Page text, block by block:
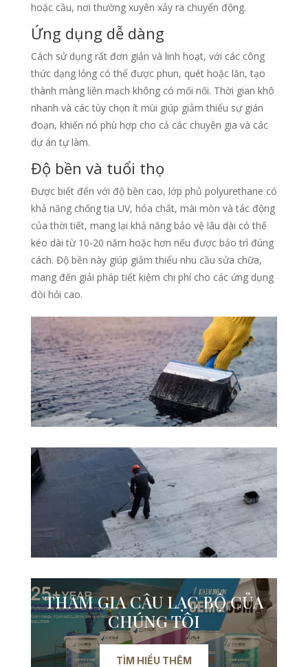
hoặc cầu, nơi thường xuyên xảy ra chuyển động.
Ứng dụng dễ dàng
Cách sử dụng rất đơn giản và linh hoạt, với các công
thức dạng lỏng có thể được phun, quét hoặc lăn, tạo
thành màng liền mạch không có mối nối. Thời gian khô
nhanh và các tùy chọn ít mùi giúp giảm thiểu sự gián
đoạn, khiến nó phù hợp cho cả các chuyên gia và các
dự án tự làm.
Độ bền và tuổi thọ
Được biết đến với độ bền cao, lớp phủ polyurethane có
khả năng chống tia UV, hóa chất, mài mòn và tác động
của thời tiết, mang lại khả năng bảo vệ lâu dài có thể
kéo dài từ 10-20 năm hoặc hơn nếu được bảo trì đúng
cách. Độ bền này giúp giảm thiểu nhu cầu sửa chữa,
mang đến giải pháp tiết kiệm chi phí cho các ứng dụng
đòi hỏi cao.
THAM GIA CÂU LẠC BỘ CỦA
CHÚNG TÔI
TÌM HIỂU THÊM